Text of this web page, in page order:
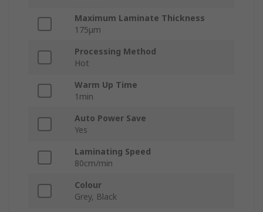
Maximum Laminate Thickness
175μm
Processing Method
Hot
Warm Up Time
1min
Auto Power Save
Yes
Laminating Speed
80cm/min
Colour
Grey, Black